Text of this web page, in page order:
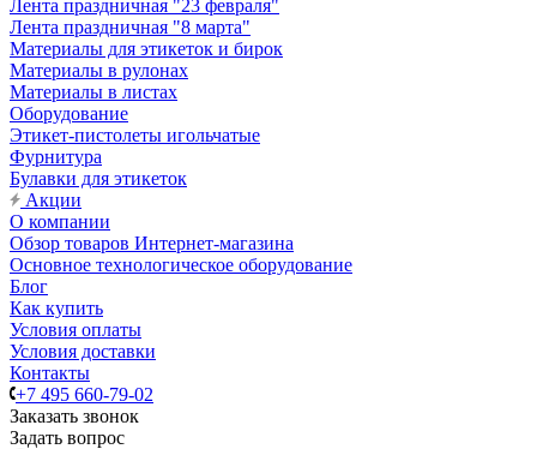
Лента праздничная "23 февраля"
Лента праздничная "8 марта"
Материалы для этикеток и бирок
Материалы в рулонах
Материалы в листах
Оборудование
Этикет-пистолеты игольчатые
Фурнитура
Булавки для этикеток
Акции
О компании
Обзор товаров Интернет-магазина
Основное технологическое оборудование
Блог
Как купить
Условия оплаты
Условия доставки
Контакты
+7 495 660-79-02
Заказать звонок
Задать вопрос